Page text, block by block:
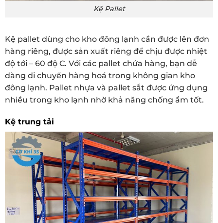
Kệ Pallet
Kệ pallet dùng cho kho đông lạnh cần được lên đơn
hàng riêng, được sản xuất riêng để chịu được nhiệt
độ tới – 60 độ C. Với các pallet chứa hàng, bạn dễ
dàng di chuyển hàng hoá trong không gian kho
đông lạnh. Pallet nhựa và pallet sắt được ứng dụng
nhiều trong kho lạnh nhờ khả năng chống ẩm tốt.
Kệ trung tải